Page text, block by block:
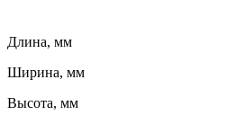
Длина, мм
Ширина, мм
Высота, мм